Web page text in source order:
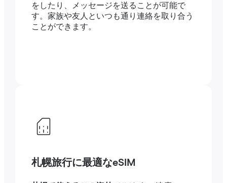
をしたり、メッセージを送ることが可能で
す。家族や友人といつも通り連絡を取り合う
ことができます。
札幌旅行に最適なeSIM